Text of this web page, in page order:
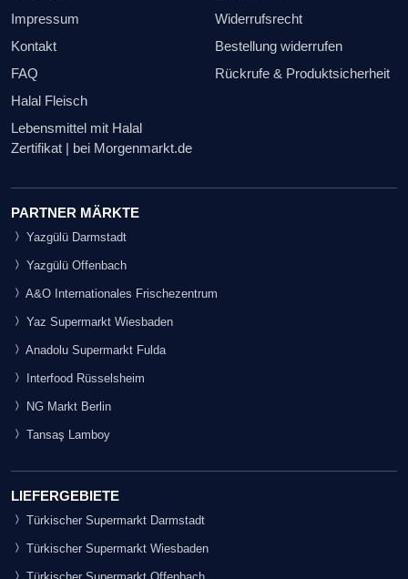
Impressum
Kontakt
FAQ
Halal Fleisch
Lebensmittel mit Halal
Zertifikat | bei Morgenmarkt.de
Widerrufsrecht
Bestellung widerrufen
Rückrufe & Produktsicherheit
PARTNER MÄRKTE
Yazgülü Darmstadt
Yazgülü Offenbach
A&O Internationales Frischezentrum
Yaz Supermarkt Wiesbaden
Anadolu Supermarkt Fulda
Interfood Rüsselsheim
NG Markt Berlin
Tansaş Lamboy
LIEFERGEBIETE
Türkischer Supermarkt Darmstadt
Türkischer Supermarkt Wiesbaden